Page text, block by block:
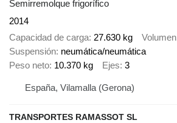
Semirremolque frigorífico
2014
Capacidad de carga 27.630 kg Volumen
Suspensión neumática/neumática
Peso neto 10.370 kg Ejes 3
España, Vilamalla (Gerona)
TRANSPORTES RAMASSOT SL